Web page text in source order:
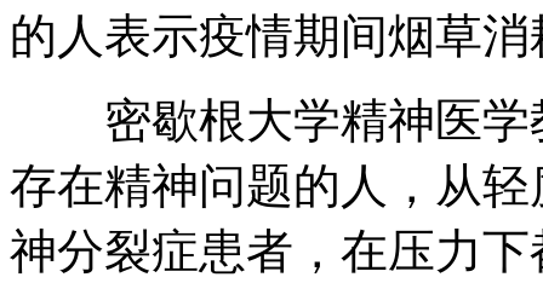
的人表示疫情期间烟草
密歇根大学精神医学
存在精神问题的人，从
神分裂症患者，在压力